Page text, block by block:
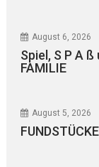
August 6, 2026
Spiel, S P A
FAMILIE
August 5, 2026